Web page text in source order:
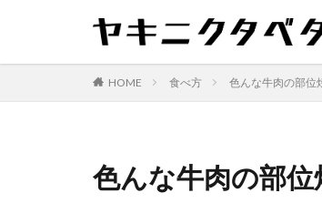
HOME 食べ方 色んな牛肉の部位
色んな牛肉の部